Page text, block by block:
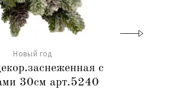
Новый год
с
30см арт.5240